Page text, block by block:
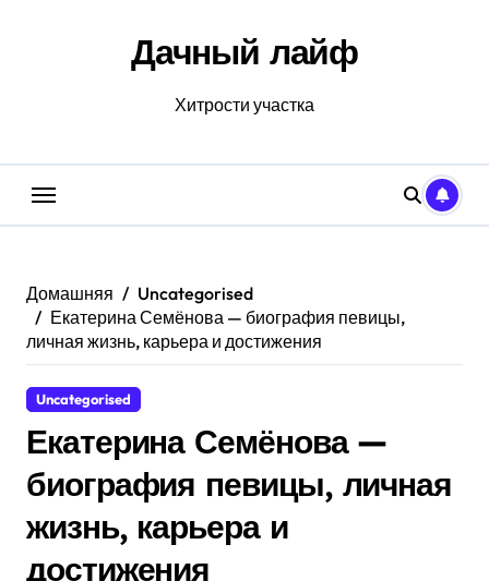
Дачный лайф
Хитрости участка
Домашняя
Uncategorised
Екатерина Семёнова — биография певицы,
личная жизнь, карьера и достижения
Uncategorised
Екатерина Семёнова —
биография певицы, личная
жизнь, карьера и
достижения